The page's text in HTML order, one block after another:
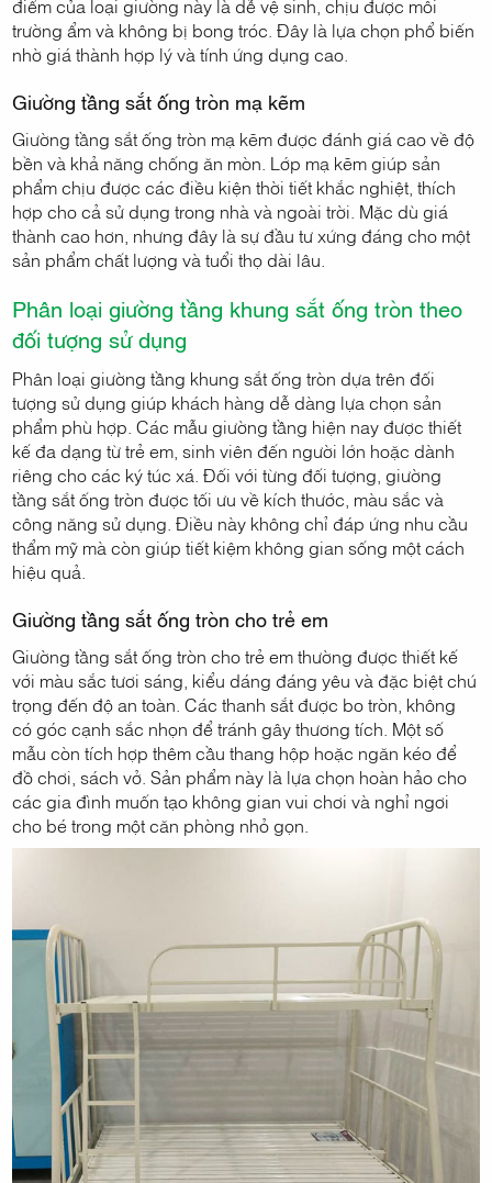
điểm của loại giường này là dễ vệ sinh, chịu được môi
trường ẩm và không bị bong tróc. Đây là lựa chọn phổ biến
nhờ giá thành hợp lý và tính ứng dụng cao.
Giường tầng sắt ống tròn mạ kẽm
Giường tầng sắt ống tròn mạ kẽm được đánh giá cao về độ
bền và khả năng chống ăn mòn. Lớp mạ kẽm giúp sản
phẩm chịu được các điều kiện thời tiết khắc nghiệt, thích
hợp cho cả sử dụng trong nhà và ngoài trời. Mặc dù giá
thành cao hơn, nhưng đây là sự đầu tư xứng đáng cho một
sản phẩm chất lượng và tuổi thọ dài lâu.
Phân loại giường tầng khung sắt ống tròn theo
đối tượng sử dụng
Phân loại giường tầng khung sắt ống tròn dựa trên đối
tượng sử dụng giúp khách hàng dễ dàng lựa chọn sản
phẩm phù hợp. Các mẫu giường tầng hiện nay được thiết
kế đa dạng từ trẻ em, sinh viên đến người lớn hoặc dành
riêng cho các ký túc xá. Đối với từng đối tượng, giường
tầng sắt ống tròn được tối ưu về kích thước, màu sắc và
công năng sử dụng. Điều này không chỉ đáp ứng nhu cầu
thẩm mỹ mà còn giúp tiết kiệm không gian sống một cách
hiệu quả.
Giường tầng sắt ống tròn cho trẻ em
Giường tầng sắt ống tròn cho trẻ em thường được thiết kế
với màu sắc tươi sáng, kiểu dáng đáng yêu và đặc biệt chú
trọng đến độ an toàn. Các thanh sắt được bo tròn, không
có góc cạnh sắc nhọn để tránh gây thương tích. Một số
mẫu còn tích hợp thêm cầu thang hộp hoặc ngăn kéo để
đồ chơi, sách vở. Sản phẩm này là lựa chọn hoàn hảo cho
các gia đình muốn tạo không gian vui chơi và nghỉ ngơi
cho bé trong một căn phòng nhỏ gọn.